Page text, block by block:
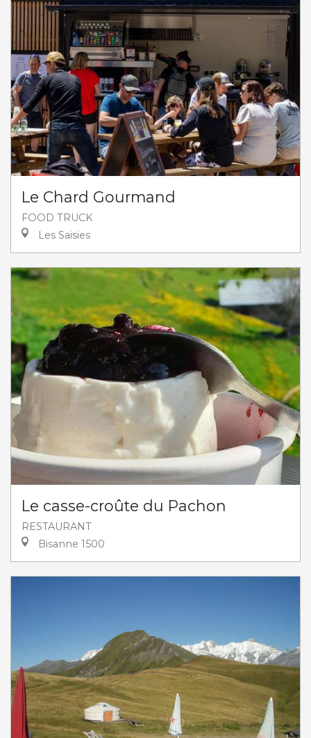
Le Chard Gourmand
FOOD TRUCK
Les Saisies
Le casse-croûte du Pachon
RESTAURANT
Bisanne 1500